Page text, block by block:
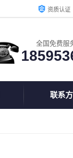
资质认证
全国免费服
联系